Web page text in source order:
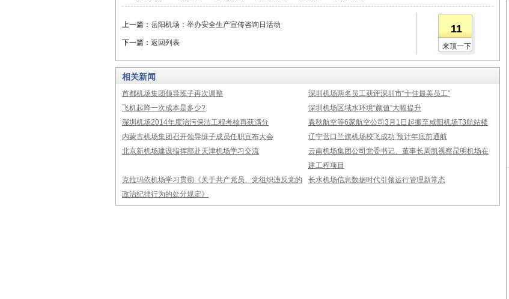
上一篇： 岳阳机场：举办安全生产宣传咨询日活动
下一篇： 返回列表
11
来顶一下
相关新闻
首都机场集团领导班子再次调整
深圳机场两名员工获评深圳市“十佳最美员工”
飞机起降一次成本是多少?
深圳机场区域水环境“颜值”大幅提升
深圳机场2014年度治污保洁工程考核再获满分
春秋航空等6家航空公司3月1日起搬至咸阳机场T3航站楼
内蒙古机场集团召开领导班子成员任职宣布大会
辽宁营口兰旗机场校飞成功 预计年底前通航
北京新机场建设指挥部赴天津机场学习交流
云南机场集团公司党委书记、董事长周凯视察昆明机场在
建工程项目
克拉玛依机场学习贯彻《关于共产党员、党组织违反党的
政治纪律行为的处分规定》
长水机场信息数据时代引领运行管理新常态